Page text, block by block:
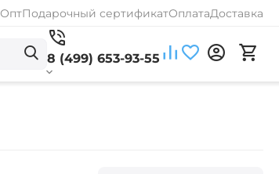
ОптПодарочный сертификатОплатаДоставка
8 (499) 653-93-55